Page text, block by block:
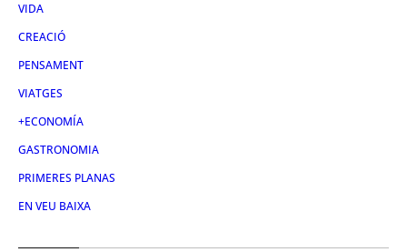
VIDA
CREACIÓ
PENSAMENT
VIATGES
+ECONOMÍA
GASTRONOMIA
PRIMERES PLANAS
EN VEU BAIXA